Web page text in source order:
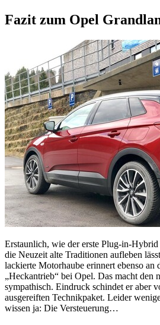
Fazit zum Opel
Erstaunlich, wie der erste Plug-in-
die Neuzeit alte Traditionen aufleben
lackierte Motorhaube erinnert ebenso an
„Heckantrieb“ bei Opel. Das macht den
sympathisch. Eindruck schindet er aber
ausgereiften Technikpaket. Leider
wissen ja: Die Versteuerung…